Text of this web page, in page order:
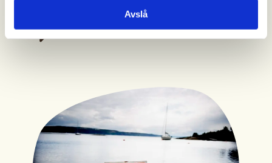
Avslå
som oftest ødelegger turopplevelsen for